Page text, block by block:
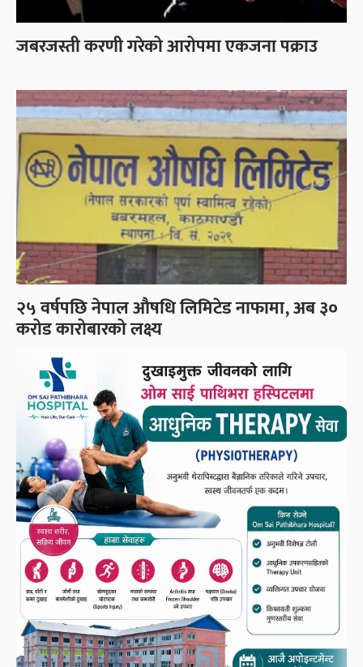
जबरजस्ती करणी गरेको आरोपमा एकजना पक्राउ
२५ वर्षपछि नेपाल औषधि लिमिटेड नाफामा, अब ३०
करोड कारोबारको लक्ष्य